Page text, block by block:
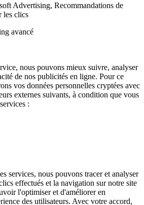
Advertising, Recommandations de
les clics
avancé
nous pouvons mieux suivre, analyser
de nos publicités en ligne. Pour ce
vos données personnelles cryptées avec
externes suivants, à condition que vous
:
services, nous pouvons tracer et analyser
effectués et la navigation sur notre site
l'optimiser et d'améliorer en
des utilisateurs. Avec votre accord,